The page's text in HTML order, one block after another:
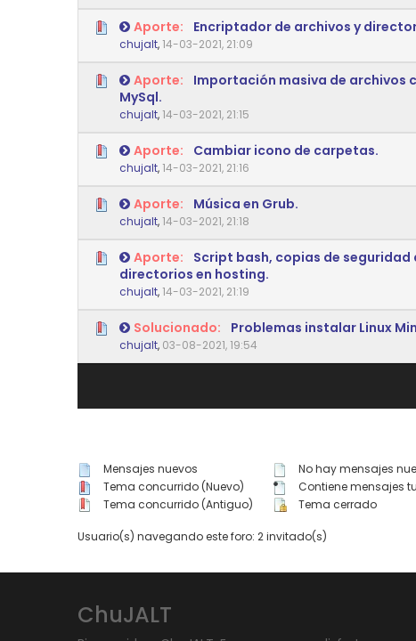
Aporte: Encriptador de archivos y
chujalt,14-03-2021, 21:090 voto(s) - Media 0 de 5
1 2345
Aporte:
Importación masiva de archivos
MySql.
chujalt,14-03-2021, 21:15
Aporte: Cambiar icono de carpetas.
chujalt,14-03-2021, 21:160 voto(s) - Media 0 de 5
12 345
Aporte: Música en Grub.
chujalt,14-03-2021, 21:180 voto(s) - Media 0 de 5
Aporte:
Script bash, copias de seguridad
directorios en hosting.
chujalt,14-03-2021, 21:19
0 voto(s) - Media 0 de 5
Solucionado: Problemas instalar Linux
chujalt, 03-08-2021, 19:540 voto(s) - Media 0 de 5
2345
Mensajes nuevos
Tema concurrido (Nuevo)
Tema concurrido (Antiguo)
No hay mensajes
Contiene mensajes
Tema cerrado
Usuario(s) navegando este foro: 2 invitado(s)
ChuJALT